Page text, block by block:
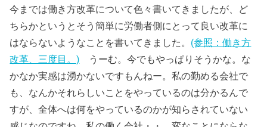
今までは働き方改革について色々書いてきましたが、ど
ちらかというとそう簡単に労働者側にとって良い改革に
はならないようなことを書いてきました。 (参照：働き方
改革、三度目。) うーむ。今でもやっぱりそうかな。な
かなか実感は湧かないですもんねー。私の勤める会社で
も、なんかそれらしいことをやっているのは分かるんで
すが、全体へは何をやっているのかが知らされていない